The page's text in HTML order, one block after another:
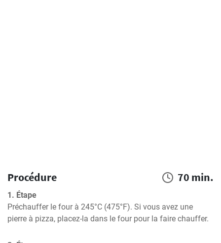
Procédure 70 min.
1. Étape
Préchauffer le four à 245°C (475°F). Si vous avez une
pierre à pizza, placez-la dans le four pour la faire chauffer.